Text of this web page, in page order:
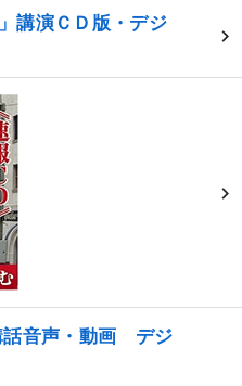
講演ＣＤ版・デジ
音声・動画 デジ